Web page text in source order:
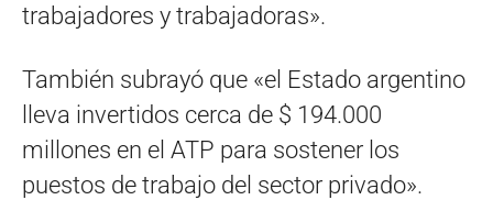
trabajadores y trabajadoras».
También subrayó que «el Estado argentino
lleva invertidos cerca de $ 194.000
millones en el ATP para sostener los
puestos de trabajo del sector privado».